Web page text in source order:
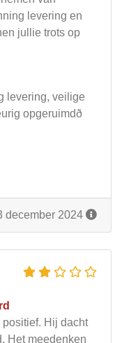
levering en
jullie trots op
levering, veilige
opgeruimdð
december 2024
positief. Hij dacht
Het meedenken